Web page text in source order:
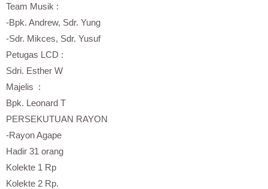
Team Musik :
-Bpk. Andrew, Sdr. Yung
-Sdr. Mikces, Sdr. Yusuf
Petugas LCD :
Sdri. Esther W
Majelis :
Bpk. Leonard T
PERSEKUTUAN RAYON
-Rayon Agape
Hadir 31 orang
Kolekte 1 Rp
Kolekte 2 Rp.